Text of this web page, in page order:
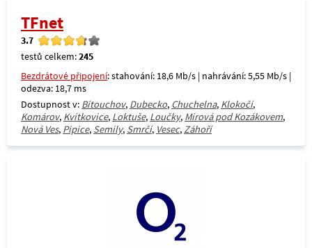
TFnet
3.7
testů celkem:245
Bezdrátové připojení: stahování: 18,6 Mb/s | nahrávání: 5,55 Mb/s |
odezva: 18,7 ms
Dostupnost v: Bítouchov, Dubecko, Chuchelna, Klokočí,
Komárov, Kvítkovice, Loktuše, Loučky, Mírová pod Kozákovem,
Nová Ves, Pipice, Semily, Smrčí, Vesec,Záhoří